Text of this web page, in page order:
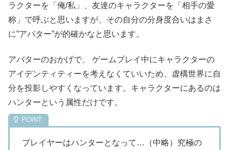
ラクターを「俺/私」、友達のキャラクターを「相手の愛
称」で呼ぶと思いますが、その自分の分身度合いはまさ
に”アバター”が的確かなと思います。
アバターのおかげで、 ゲームプレイ中にキャラクターの
アイデンティティーを考えなくていいため、虚構世界に自
分を投影しやすくなっています。キャラクターにあるのは
ハンターという属性だけです。
プレイヤーはハンターとなって…（中略）究極の